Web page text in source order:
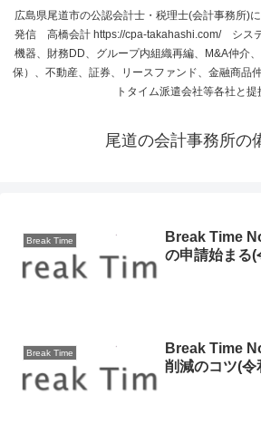
広島県尾道市の公認会計士・税理士(会計事務所)
発信 高橋会計 https://cpa-takahashi.com/ シス
機器、財務DD、グループ内組織再編、M&A仲介
保）、不動産、証券、リースファンド、金融商品
トタイム派遣会社等各社と提
尾道の会計事務所の
Break Time
Break Time
の申請始まる
Break Time
Break Time
削減のコツ(